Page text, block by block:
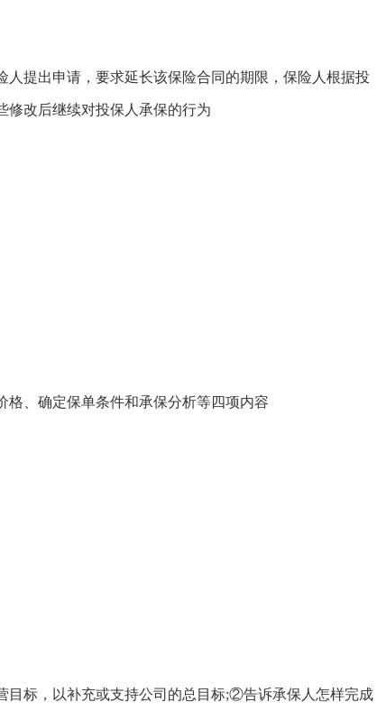
提出申请，要求延长该保险合同的期限，保险人根据投
修改后继续对投保人承保的行为
格、确定保单条件和承保分析等四项内容
标，以补充或支持公司的总目标;②告诉承保人怎样完成